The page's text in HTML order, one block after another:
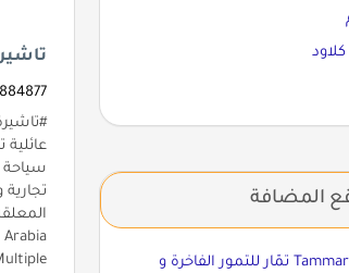
سياحة
المضافة
متجر Tammar-dates تمّار للتمور الفاخرة و